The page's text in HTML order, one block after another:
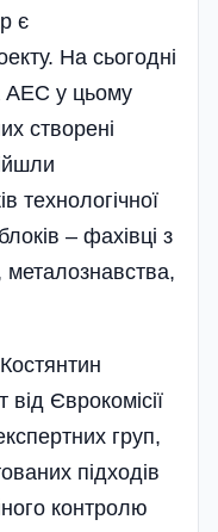
є
На сьогодні
АЕС у цьому
створені
технологічної
– фахівці з
металознавства,
Єврокомісії
груп,
підходів
контролю